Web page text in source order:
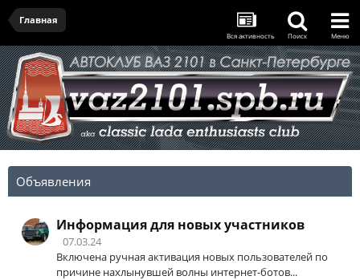
Главная
Вся активность Поиск Меню
Объявления
Информация для новых участников
07.03.24
Включена ручная активация новых пользователей по
причине нахлынувшей волны интернет-ботов...